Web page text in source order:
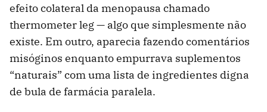
efeito colateral da menopausa chamado
thermometer leg — algo que simplesmente não
existe. Em outro, aparecia fazendo comentários
misóginos enquanto empurrava suplementos
“naturais” com uma lista de ingredientes digna
de bula de farmácia paralela.